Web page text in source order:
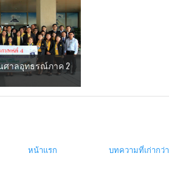
ศาลอุทธรณ์ภาค 2
บทความที่เก่ากว่า
หน้าแรก